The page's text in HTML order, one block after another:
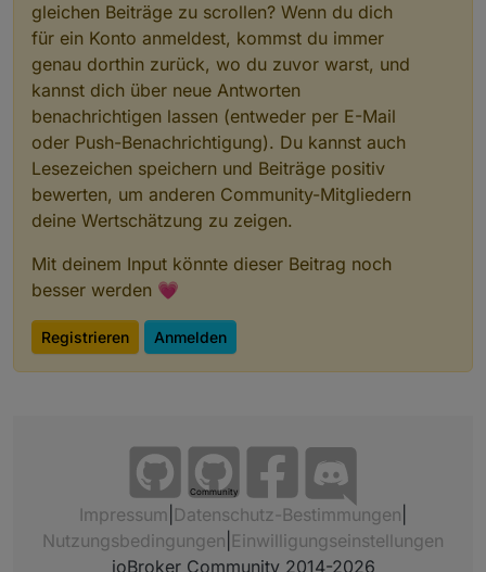
gleichen Beiträge zu scrollen? Wenn du dich
für ein Konto anmeldest, kommst du immer
genau dorthin zurück, wo du zuvor warst, und
kannst dich über neue Antworten
benachrichtigen lassen (entweder per E-Mail
oder Push-Benachrichtigung). Du kannst auch
Lesezeichen speichern und Beiträge positiv
bewerten, um anderen Community-Mitgliedern
deine Wertschätzung zu zeigen.
Mit deinem Input könnte dieser Beitrag noch
besser werden 💗
Registrieren Anmelden
Community
Impressum Datenschutz-Bestimmungen
Nutzungsbedingungen Einwilligungseinstellungen
ioBroker Community 2014-2026